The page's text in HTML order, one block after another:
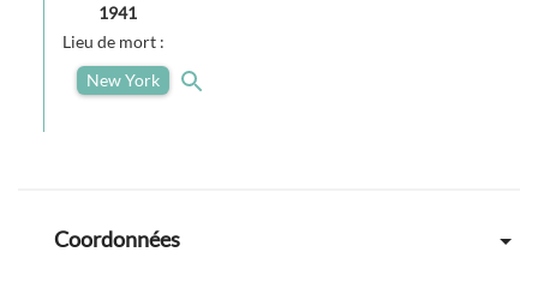
1941
Lieu de mort :
New York
Coordonnées